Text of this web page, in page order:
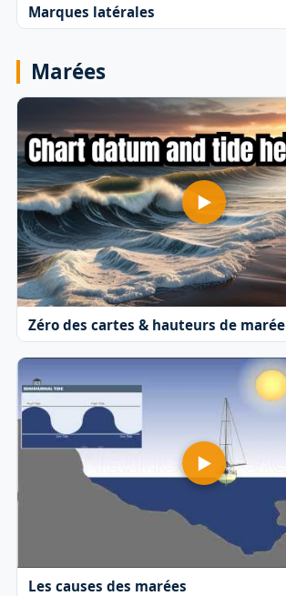
Marques latérales
Marées
Zéro des cartes & hauteurs de marée
Les causes des marées